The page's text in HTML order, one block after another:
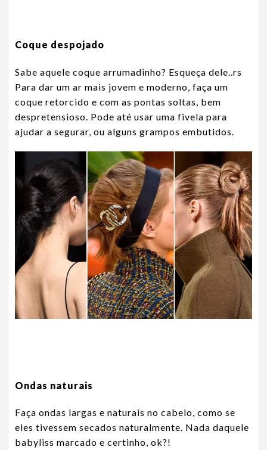
Coque despojado
Sabe aquele coque arrumadinho? Esqueça dele..rs
Para dar um ar mais jovem e moderno, faça um
coque retorcido e com as pontas soltas, bem
despretensioso. Pode até usar uma fivela para
ajudar a segurar, ou alguns grampos embutidos.
Ondas naturais
Faça ondas largas e naturais no cabelo, como se
eles tivessem secados naturalmente. Nada daquele
babyliss marcado e certinho, ok?!